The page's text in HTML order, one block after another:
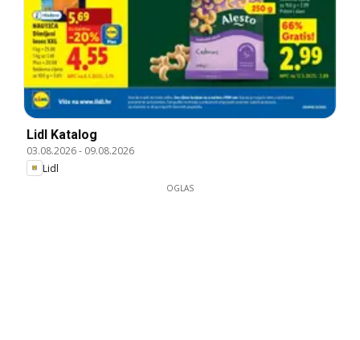
Lidl Katalog
03.08.2026- 09.08.2026
Lidl
OGLAS